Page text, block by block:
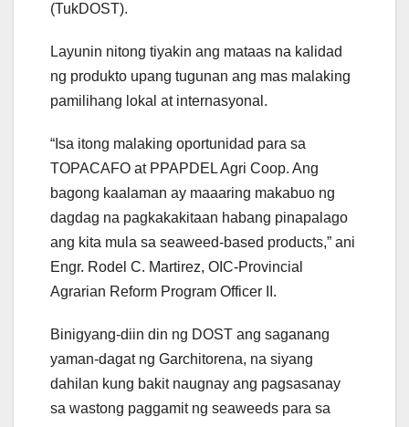
(TukDOST).
Layunin nitong tiyakin ang mataas na kalidad
ng produkto upang tugunan ang mas malaking
pamilihang lokal at internasyonal.
“Isa itong malaking oportunidad para sa
TOPACAFO at PPAPDEL Agri Coop. Ang
bagong kaalaman ay maaaring makabuo ng
dagdag na pagkakakitaan habang pinapalago
ang kita mula sa seaweed-based products,” ani
Engr. Rodel C. Martirez, OIC-Provincial
Agrarian Reform Program Officer II.
Binigyang-diin din ng DOST ang saganang
yaman-dagat ng Garchitorena, na siyang
dahilan kung bakit naugnay ang pagsasanay
sa wastong paggamit ng seaweeds para sa